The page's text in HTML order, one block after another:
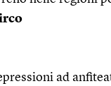
ad